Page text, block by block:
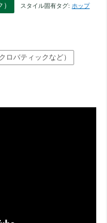
スタイル固有タグ: ホップ
ロバティックなど）